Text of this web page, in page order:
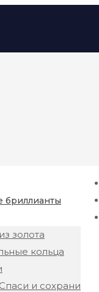
золота
кольца
и сохрани